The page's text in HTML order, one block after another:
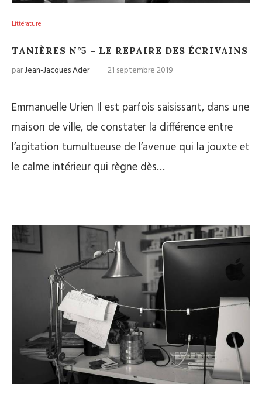
Littérature
TANIÈRES N°5 – LE REPAIRE DES ÉCRIVAINS
parJean-Jacques Ader 21 septembre 2019
Emmanuelle Urien Il est parfois saisissant, dans une
maison de ville, de constater la différence entre
l’agitation tumultueuse de l’avenue qui la jouxte et
le calme intérieur qui règne dès…